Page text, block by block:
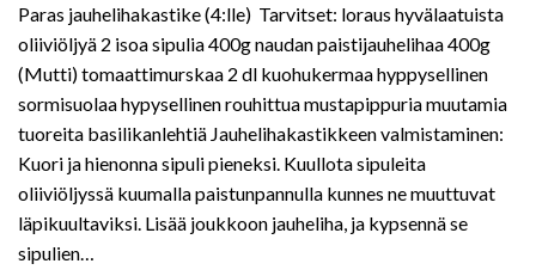
Paras jauhelihakastike (4:lle) Tarvitset: loraus hyvälaatuista
oliiviöljyä 2 isoa sipulia 400g naudan paistijauhelihaa 400g
(Mutti) tomaattimurskaa 2 dl kuohukermaa hyppysellinen
sormisuolaa hypysellinen rouhittua mustapippuria muutamia
tuoreita basilikanlehtiä Jauhelihakastikkeen valmistaminen:
Kuori ja hienonna sipuli pieneksi. Kuullota sipuleita
oliiviöljyssä kuumalla paistunpannulla kunnes ne muuttuvat
läpikuultaviksi. Lisää joukkoon jauheliha, ja kypsennä se
sipulien…